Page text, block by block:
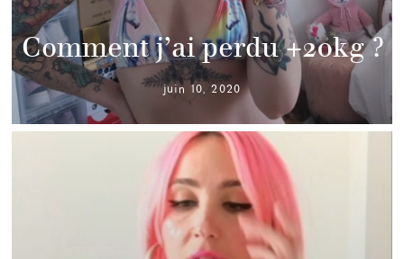
Comment j’ai perdu +20kg ?
juin 10, 2020